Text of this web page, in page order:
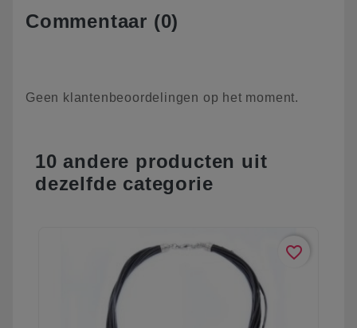
Commentaar (0)
Geen klantenbeoordelingen op het moment.
10 andere producten uit
dezelfde categorie
favorite_border